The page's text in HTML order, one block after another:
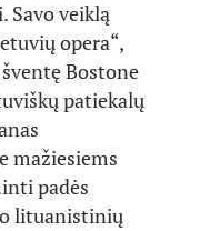
Savo veiklą
opera“,
Bostone
patiekalų
mažiesiems
padės
lituanistinių